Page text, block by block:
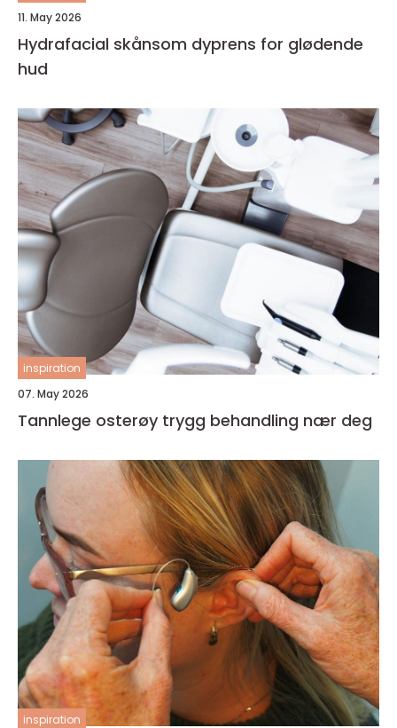
11. May 2026
Hydrafacial skånsom dyprens for glødende
hud
inspiration
07. May 2026
Tannlege osterøy trygg behandling nær deg
inspiration